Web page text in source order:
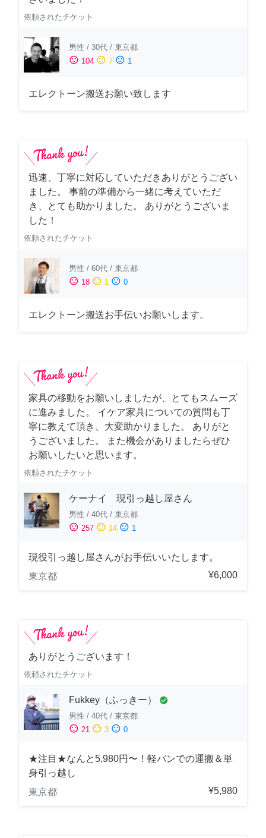
依頼されたチケット
男性 / 30代 / 東京都
sentiment_satisfied 104 sentiment_neutral 7 sentiment_dissatisfied 1
エレクトーン搬送お願い致します
迅速、丁寧に対応していただきありがとうござい
ました。 事前の準備から一緒に考えていただ
き、とても助かりました。 ありがとうございま
した！
依頼されたチケット
男性 / 60代 / 東京都
sentiment_satisfied 18 sentiment_neutral 1 sentiment_dissatisfied 0
エレクトーン搬送お手伝いお願いします。
家具の移動をお願いしましたが、とてもスムーズ
に進みました。 イケア家具についての質問も丁
寧に教えて頂き、大変助かりました。 ありがと
うございました。 また機会がありましたらぜひ
お願いしたいと思います。
依頼されたチケット
ケーナイ 現引っ越し屋さん
男性 / 40代 / 東京都
sentiment_satisfied 257 sentiment_neutral 14 sentiment_dissatisfied 1
現役引っ越し屋さんがお手伝いいたします。
東京都
¥6,000
ありがとうございます！
依頼されたチケット
Fukkey（ふっきー） check_circle
男性 / 40代 / 東京都
sentiment_satisfied 21 sentiment_neutral 3 sentiment_dissatisfied 0
★注目★なんと5,980円〜！軽バンでの運搬＆単
身引っ越し
東京都
¥5,980